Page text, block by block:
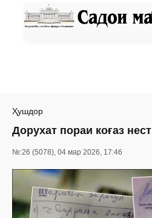
Ҳушдор
Дорухат пораи коғаз нест
№:26 (5078), 04 мар 2026, 17:46